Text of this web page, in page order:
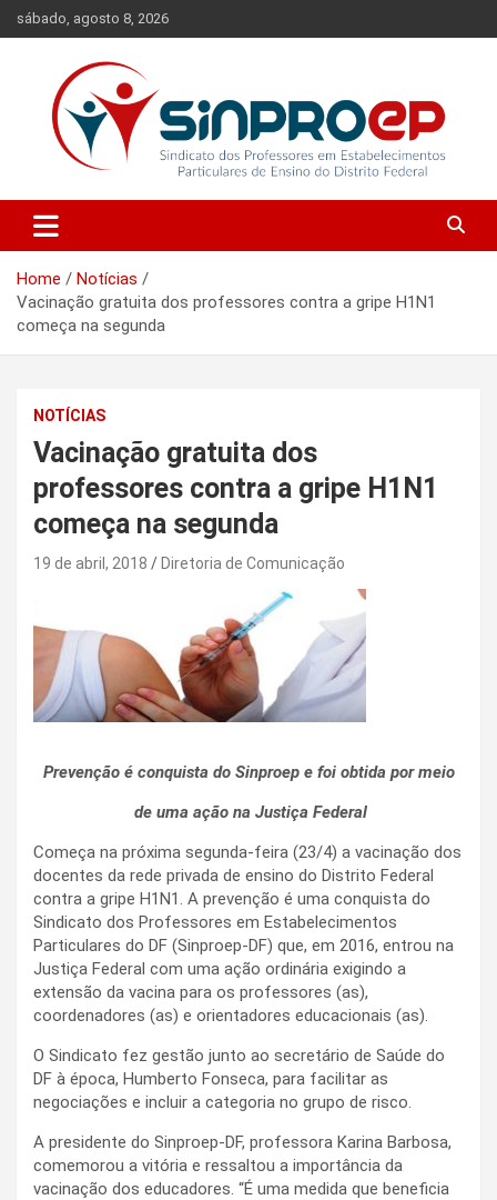
Skip
to
sábado, agosto 8, 2026
Sinproep-DF
Ensino do Distrito Federal
Home
Notícias
Vacinação gratuita dos professores contra a gripe H1N1
começa na segunda
NOTÍCIAS
Vacinação gratuita dos
professores contra a gripe H1N1
começa na segunda
19 de abril, 2018 Diretoria de Comunicação
Prevenção é conquista do Sinproep e foi obtida por meio
de uma ação na Justiça Federal
Começa na próxima segunda-feira (23/4) a vacinação dos
docentes da rede privada de ensino do Distrito Federal
contra a gripe H1N1. A prevenção é uma conquista do
Sindicato dos Professores em Estabelecimentos
Particulares do DF (Sinproep-DF) que, em 2016, entrou na
Justiça Federal com uma ação ordinária exigindo a
extensão da vacina para os professores (as),
coordenadores (as) e orientadores educacionais (as).
O Sindicato fez gestão junto ao secretário de Saúde do
DF à época, Humberto Fonseca, para facilitar as
negociações e incluir a categoria no grupo de risco.
A presidente do Sinproep-DF, professora Karina Barbosa,
comemorou a vitória e ressaltou a importância da
vacinação dos educadores. “É uma medida que beneficia